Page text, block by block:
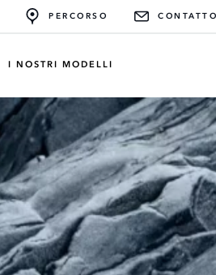
PERCORSO CONTATTO
I NOSTRI MODELLI